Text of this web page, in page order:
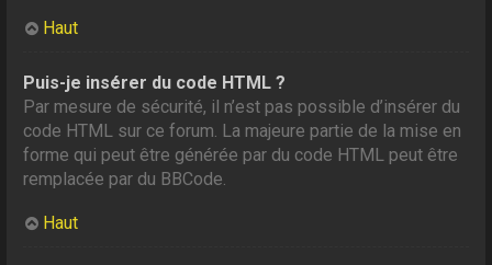
Haut
Puis-je insérer du code HTML ?
Par mesure de sécurité, il n’est pas possible d’insérer du
code HTML sur ce forum. La majeure partie de la mise en
forme qui peut être générée par du code HTML peut être
remplacée par du BBCode.
Haut